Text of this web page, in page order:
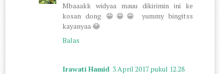
Mbaaakk widyaa mauu dikirimin ini ke
kosan dong 😁😁😁 yummy bingitss
kayanyaa 😂
Balas
Irawati Hamid 3 April 2017 pukul 12.28